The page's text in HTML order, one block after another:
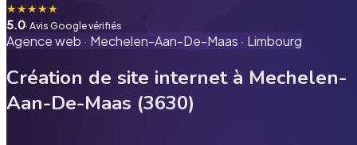
★★★★★
5.0· Avis Google vérifiés
Agence web · Mechelen-Aan-De-Maas · Limbourg
Création de site internet à Mechelen-
Aan-De-Maas (3630)